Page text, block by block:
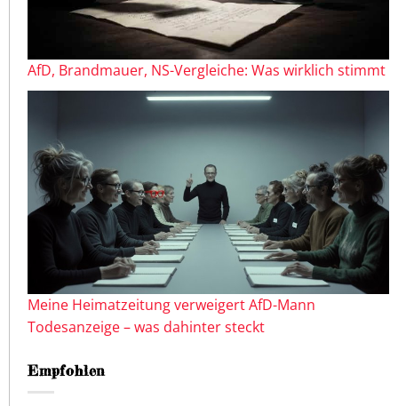
AfD, Brandmauer, NS-Vergleiche: Was wirklich stimmt
Meine Heimatzeitung verweigert AfD-Mann
Todesanzeige – was dahinter steckt
Empfohlen